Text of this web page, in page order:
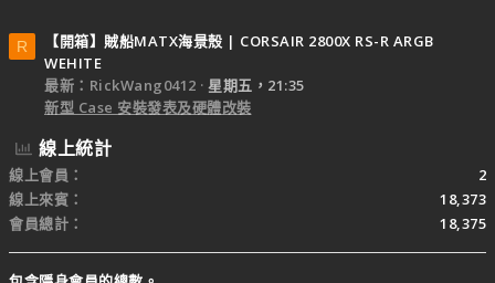
R
【開箱】賊船MATX海景殼 | CORSAIR 2800X RS-R ARGB
WEHITE
最新：RickWang0412
星期五，21:35
新型 Case 安裝發表及硬體改裝
線上統計
線上會員
2
線上來賓
18,373
會員總計
18,375